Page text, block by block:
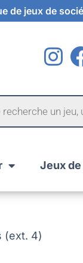
de jeux de
Jeux
(ext. 4)